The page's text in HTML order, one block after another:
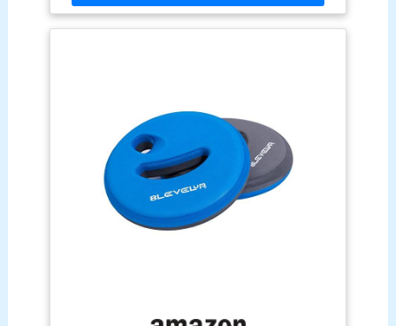
ligaments de manière particulièrement douce
Pratique : les haltères Aqua offrent une résistance
utilisations de fitness et de thérapie telles que
l'aquagym ou l'entraînement de rééducation, les
haltères à eau favorisent la coordination,
l'équilibre et la mobilité BECO: En complément
des haltères Aquafitness, Beco propose une large
sélection d'autres accessoires tels que la
ceinture de natation ou les flotteurs de jambes –
des équipements de natation de qualité